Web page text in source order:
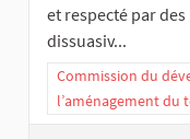
et respecté par
dissuasiv...
Commission du
l’aménagement du